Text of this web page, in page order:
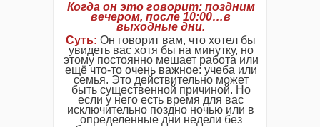
Когда он это говорит: поздним
вечером, после 10:00…в
выходные дни.
Суть: Он говорит вам, что хотел бы
увидеть вас хотя бы на минутку, но
этому постоянно мешает работа или
ещё что-то очень важное: учеба или
семья. Это действительно может
быть существенной причиной. Но
если у него есть время для вас
исключительно поздно ночью или в
определенные дни недели без